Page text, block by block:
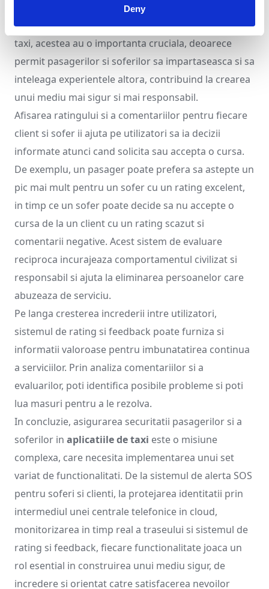
Deny
instrument esential de auto-reglementare si de
imbunatatire a serviciilor. In cadrul unei aplicatii de
taxi, acestea au o importanta cruciala, deoarece
permit pasagerilor si soferilor sa impartaseasca si sa
inteleaga experientele altora, contribuind la crearea
unui mediu mai sigur si mai responsabil.
Afisarea ratingului si a comentariilor pentru fiecare
client si sofer ii ajuta pe utilizatori sa ia decizii
informate atunci cand solicita sau accepta o cursa.
De exemplu, un pasager poate prefera sa astepte un
pic mai mult pentru un sofer cu un rating excelent,
in timp ce un sofer poate decide sa nu accepte o
cursa de la un client cu un rating scazut si
comentarii negative. Acest sistem de evaluare
reciproca incurajeaza comportamentul civilizat si
responsabil si ajuta la eliminarea persoanelor care
abuzeaza de serviciu.
Pe langa cresterea increderii intre utilizatori,
sistemul de rating si feedback poate furniza si
informatii valoroase pentru imbunatatirea continua
a serviciilor. Prin analiza comentariilor si a
evaluarilor, poti identifica posibile probleme si poti
lua masuri pentru a le rezolva.
In concluzie, asigurarea securitatii pasagerilor si a
soferilor in aplicatiile de taxi este o misiune
complexa, care necesita implementarea unui set
variat de functionalitati. De la sistemul de alerta SOS
pentru soferi si clienti, la protejarea identitatii prin
intermediul unei centrale telefonice in cloud,
monitorizarea in timp real a traseului si sistemul de
rating si feedback, fiecare functionalitate joaca un
rol esential in construirea unui mediu sigur, de
incredere si orientat catre satisfacerea nevoilor